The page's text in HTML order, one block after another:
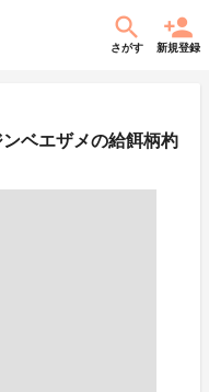
さがす 新規登録
ベエザメの給餌柄杓